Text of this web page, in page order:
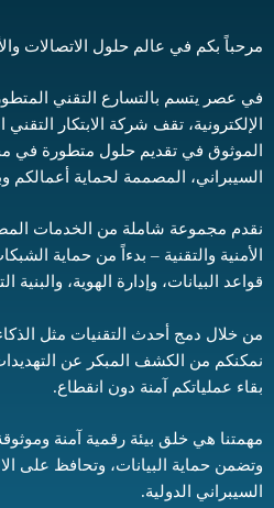
مرحباً بكم في عالم حلول الاتصالات
في عصر يتسم بالتسارع التقني
الإلكترونية، تقف شركة الابتكار
الموثوق في تقديم حلول متطورة في
السيبراني، المصممة لحماية أعمالكم
نقدم مجموعة شاملة من الخدمات
الأمنية والتقنية – بدءاً من حماية
قواعد البيانات، وإدارة الهوية، والبنية
من خلال دمج أحدث التقنيات مثل
نمكنكم من الكشف المبكر عن
بقاء عملياتكم آمنة دون انقطاع.
مهمتنا هي خلق بيئة رقمية آمنة
وتضمن حماية البيانات، وتحافظ على
السيبراني الدولية.